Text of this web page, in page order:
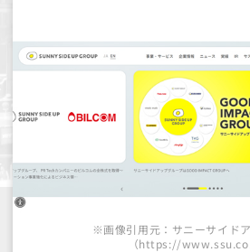
※画像引用元：サニーサイド
（https://